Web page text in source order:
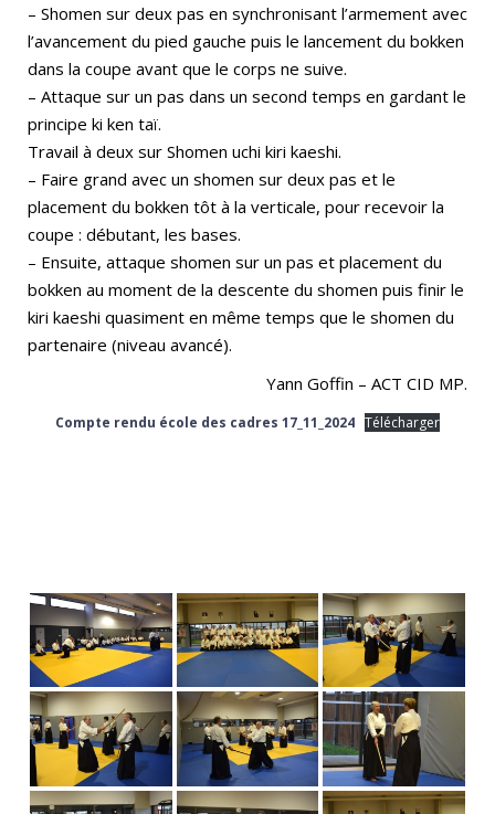
– Shomen sur deux pas en synchronisant l’armement avec
l’avancement du pied gauche puis le lancement du bokken
dans la coupe avant que le corps ne suive.
– Attaque sur un pas dans un second temps en gardant le
principe ki ken taï.
Travail à deux sur Shomen uchi kiri kaeshi.
– Faire grand avec un shomen sur deux pas et le
placement du bokken tôt à la verticale, pour recevoir la
coupe : débutant, les bases.
– Ensuite, attaque shomen sur un pas et placement du
bokken au moment de la descente du shomen puis finir le
kiri kaeshi quasiment en même temps que le shomen du
partenaire (niveau avancé).
Yann Goffin – ACT CID MP.
Compte rendu école des cadres 17_11_2024 Télécharger